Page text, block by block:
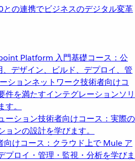
の連携でビジネスのデジタル変革
Platform 入門基礎コース：公
デザイン、ビルド、デプロイ、管
ションネットワーク技術者向けコ
件を満たすインテグレーションソリ
。
ーション技術者向けコース：実際の
ンの設計を学びます。
向けコース：クラウド上で Mule ア
プロイ・管理・監視・分析を学びま